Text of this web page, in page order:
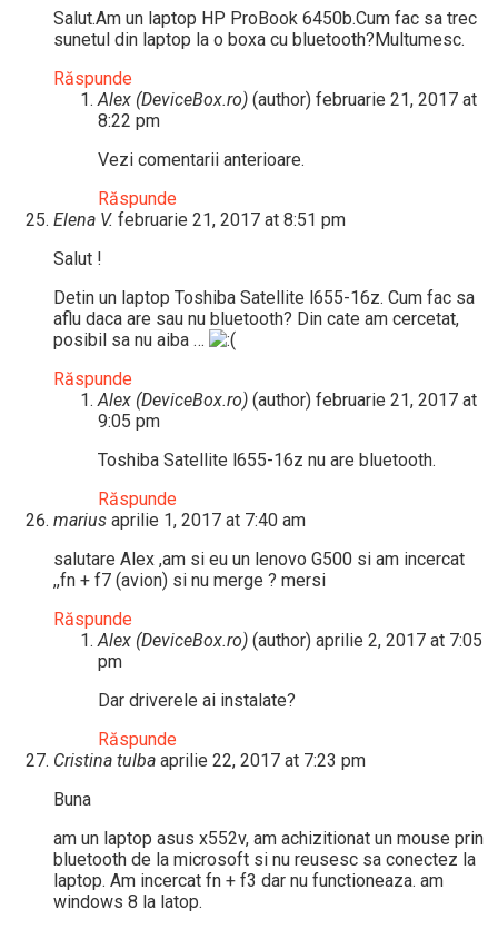
Salut.Am un laptop HP ProBook 6450b.Cum fac sa trec
sunetul din laptop la o boxa cu bluetooth?Multumesc.
Răspunde
Alex (DeviceBox.ro) (author) februarie 21, 2017 at
8:22 pm
Vezi comentarii anterioare.
Răspunde
Elena V. februarie 21, 2017 at 8:51 pm
Salut !
Detin un laptop Toshiba Satellite l655-16z. Cum fac sa
aflu daca are sau nu bluetooth? Din cate am cercetat,
posibil sa nu aiba …
Răspunde
Alex (DeviceBox.ro) (author) februarie 21, 2017 at
9:05 pm
Toshiba Satellite l655-16z nu are bluetooth.
Răspunde
marius aprilie 1, 2017 at 7:40 am
salutare Alex ,am si eu un lenovo G500 si am incercat
,,fn + f7 (avion) si nu merge ? mersi
Răspunde
Alex (DeviceBox.ro) (author) aprilie 2, 2017 at 7:05
pm
Dar driverele ai instalate?
Răspunde
Cristina tulba aprilie 22, 2017 at 7:23 pm
Buna
am un laptop asus x552v, am achizitionat un mouse prin
bluetooth de la microsoft si nu reusesc sa conectez la
laptop. Am incercat fn + f3 dar nu functioneaza. am
windows 8 la latop.